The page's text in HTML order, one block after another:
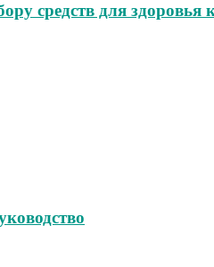
средств для здоровья